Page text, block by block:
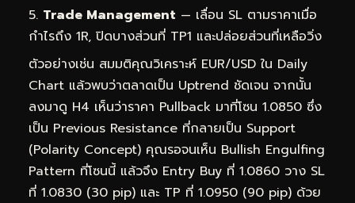
Trade Management — เลื่อน SL ตามราคาเมื่อ
กำไรถึง 1R, ปิดบางส่วนที่ TP1 และปล่อยส่วนที่เหลือวิ่ง
ตัวอย่างเช่น สมมติคุณวิเคราะห์ EUR/USD ใน Daily
Chart แล้วพบว่าตลาดเป็น Uptrend ชัดเจน จากนั้น
ลงมาดู H4 เห็นว่าราคา Pullback มาที่โซน 1.0850 ซึ่ง
เป็น Previous Resistance ที่กลายเป็น Support
(Polarity Concept) คุณรอจนเห็น Bullish Engulfing
Pattern ที่โซนนี้ แล้วจึง Entry Buy ที่ 1.0860 วาง SL
ที่ 1.0830 (30 pip) และ TP ที่ 1.0950 (90 pip) ด้วย